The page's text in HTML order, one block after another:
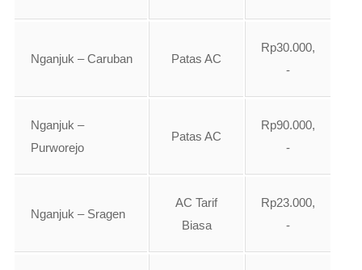
Nganjuk – Caruban Patas AC
Rp30.000,
-
Nganjuk –
Purworejo
Patas AC
Rp90.000,
-
Nganjuk – Sragen
AC Tarif
Biasa
Rp23.000,
-